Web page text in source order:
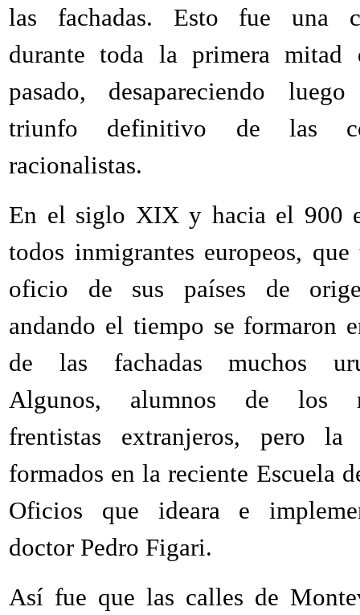
las fachadas. Esto fue una
durante toda la primera mitad
pasado, desapareciendo
triunfo definitivo de las
racionalistas.
En el siglo XIX y hacia el 900
todos inmigrantes europeos,
oficio de sus países de
andando el tiempo se formaron
de las fachadas muchos
Algunos, alumnos de los
frentistas extranjeros, pero la
formados en la reciente Escuela
Oficios que ideara e
doctor Pedro Figari.
Así fue que las calles de